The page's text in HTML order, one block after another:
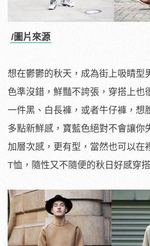
/圖片來源
想在鬱鬱的秋天，成為街上吸睛型
色準沒錯，鮮豔不誇張，穿搭上也
一件黑、白長褲，或者牛仔褲，想
多點新鮮感，寶藍色絕對不會讓你
加層次感，更有型，當然也可以在
T恤，隨性又不隨便的秋日好感穿搭